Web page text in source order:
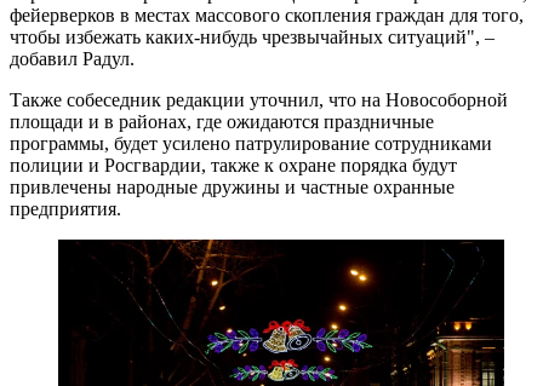
фейерверков в местах массового скопления граждан для того,
чтобы избежать каких-нибудь чрезвычайных ситуаций", –
добавил Радул.
Также собеседник редакции уточнил, что на Новособорной
площади и в районах, где ожидаются праздничные
программы, будет усилено патрулирование сотрудниками
полиции и Росгвардии, также к охране порядка будут
привлечены народные дружины и частные охранные
предприятия.